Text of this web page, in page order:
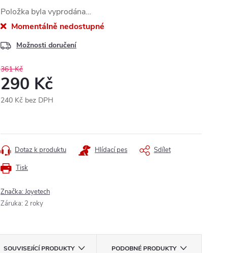
Položka byla vyprodána…
Momentálně nedostupné
Možnosti doručení
361 Kč
290 Kč
240 Kč bez DPH
Tisk
Dotaz k produktu Hlídací pes Sdílet
Značka:Joyetech
Záruka: 2 roky
SOUVISEJÍCÍ PRODUKTY PODOBNÉ PRODUKTY